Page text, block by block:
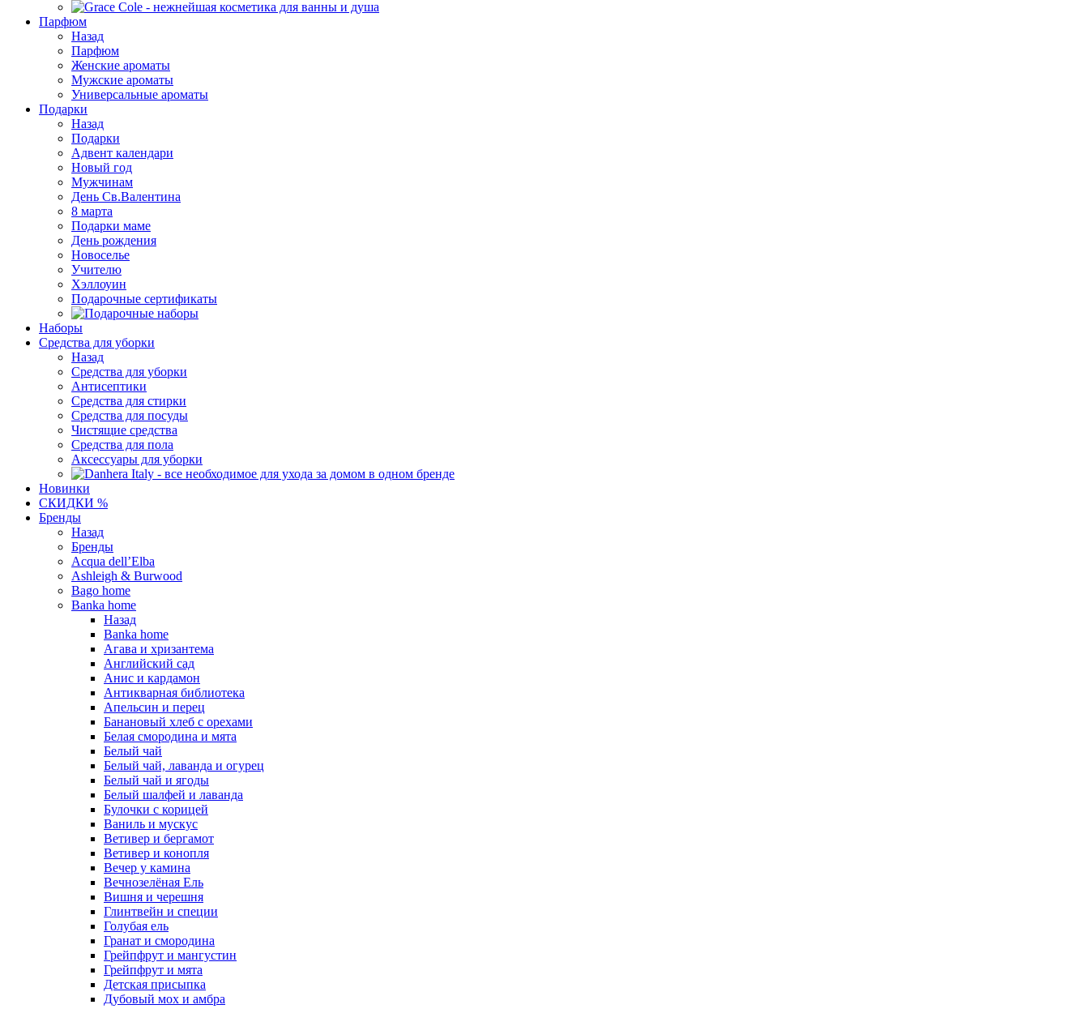
Парфюм
Назад
Парфюм
Женские ароматы
Мужские ароматы
Универсальные ароматы
Подарки
Назад
Подарки
Адвент календари
Новый год
Мужчинам
День Св.Валентина
8 марта
Подарки маме
День рождения
Новоселье
Учителю
Хэллоуин
Подарочные сертификаты
Наборы
Средства для уборки
Назад
Средства для уборки
Антисептики
Средства для стирки
Средства для посуды
Чистящие средства
Средства для пола
Аксессуары для уборки
Новинки
СКИДКИ %
Бренды
Назад
Бренды
Acqua dell’Elba
Ashleigh & Burwood
Bago home
Banka home
Назад
Banka home
Агава и хризантема
Английский сад
Анис и кардамон
Антикварная библиотека
Апельсин и перец
Банановый хлеб с орехами
Белая смородина и мята
Белый чай
Белый чай, лаванда и огурец
Белый чай и ягоды
Белый шалфей и лаванда
Булочки с корицей
Ваниль и мускус
Ветивер и бергамот
Ветивер и конопля
Вечер у камина
Вечнозелёная Ель
Вишня и черешня
Глинтвейн и специи
Голубая ель
Гранат и смородина
Грейпфрут и мангустин
Грейпфрут и мята
Детская присыпка
Дубовый мох и амбра